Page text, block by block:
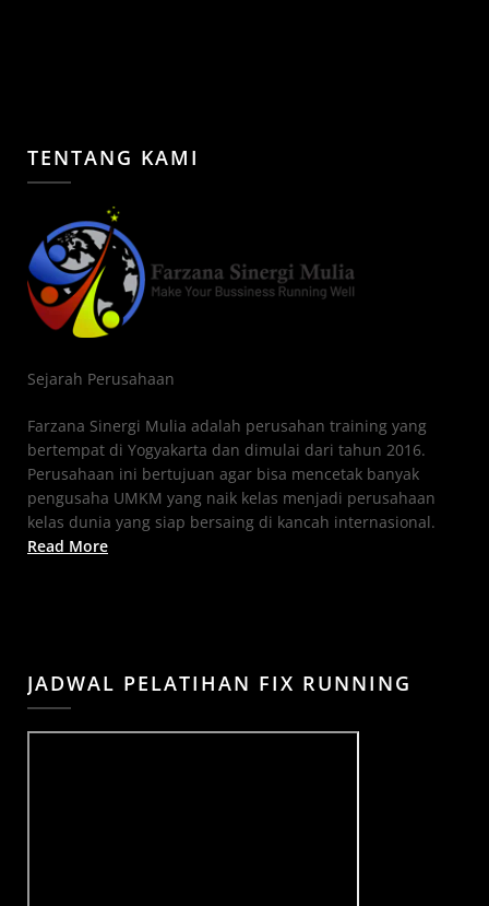
TENTANG KAMI
Sejarah Perusahaan
Farzana Sinergi Mulia adalah perusahan training yang
bertempat di Yogyakarta dan dimulai dari tahun 2016.
Perusahaan ini bertujuan agar bisa mencetak banyak
pengusaha UMKM yang naik kelas menjadi perusahaan
kelas dunia yang siap bersaing di kancah internasional.
Read More
JADWAL PELATIHAN FIX RUNNING